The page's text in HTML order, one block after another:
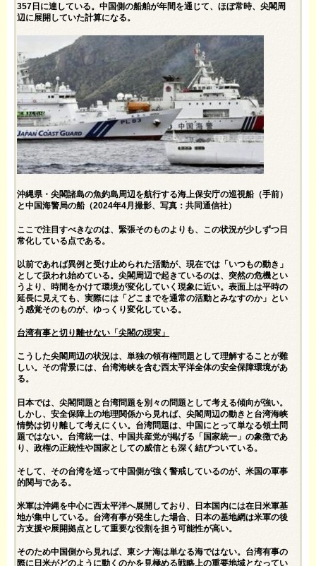
357日に達している。中国側の船舶が年間を通じて、ほぼ常時、尖閣周
辺に展開していた計算になる。
沖縄県・尖閣諸島の魚釣島周辺を航行する海上保安庁の巡視船（手前）
と中国海警局の船（2024年4月撮影、写真：共同通信社）
ここで注目すべきなのは、緊張そのものよりも、この状況が少しずつ日
常化している点である。
以前であれば異例と受け止められた活動が、現在では「いつもの動き」
として扱われ始めている。尖閣周辺で起きているのは、突然の危機とい
うより、時間をかけて環境が変化していく現象に近い。表面上は平時の
延長に見えても、実際には「どこまでを通常の活動とみなすのか」とい
う感覚そのものが、ゆっくり変化している。
台湾有事と切り離せない「尖閣の現実」
こうした尖閣周辺の状況は、単独の領有権問題として理解することが難
しい。その背景には、台湾海峡を含む西太平洋全体の安全保障環境があ
る。
日本では、尖閣問題と台湾問題を別々の問題として考える傾向が強い。
しかし、安全保障上の地理関係から見れば、尖閣周辺の動きと台湾海峡
情勢は切り離して考えにくい。台湾問題は、中国にとって単なる領土問
題ではない。台湾統一は、中国共産党が掲げる「国家統一」の象徴であ
り、政権の正統性や国家としての威信とも深く結びついている。
そして、その台湾を巡って中国側が強く警戒しているのが、米国の軍事
的関与である。
米軍は沖縄を中心に西太平洋へ展開しており、日本国内には在日米軍基
地が集中している。台湾有事が発生した場合、日本の基地網は米軍の後
方支援や展開拠点として重要な役割を担う可能性が高い。
そのため中国側から見れば、東シナ海は単なる海ではない。台湾有事の
際に日米がどのように動くのかを見極める戦略上の重要地域となってい